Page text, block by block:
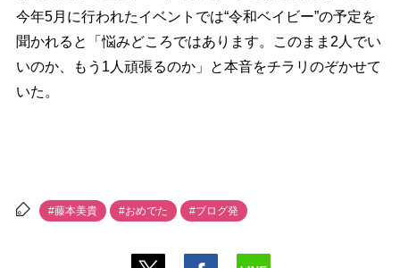
今年5月に行われたイベントでは“令和ベイビー”の予定を
聞かれると「悩みどころではあります。このまま2人でい
いのか、もう1人頑張るのか」と本音をチラリのぞかせて
いた。
#藤本美貴 #おめでた #ブログ発